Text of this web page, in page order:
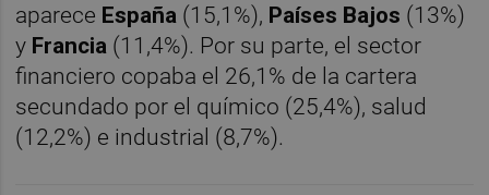
aparece España (15,1%), Países Bajos (13%)
y Francia (11,4%). Por su parte, el sector
financiero copaba el 26,1% de la cartera
secundado por el químico (25,4%), salud
(12,2%) e industrial (8,7%).